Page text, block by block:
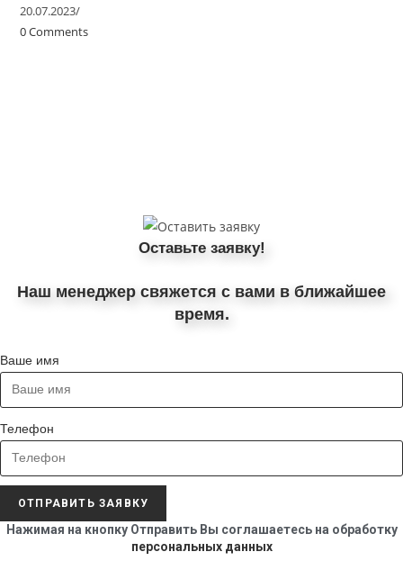
20.07.2023/
0 Comments
Оставьте заявку!
Наш менеджер свяжется с вами в ближайшее
время.
Ваше имя
Телефон
ОТПРАВИТЬ ЗАЯВКУ
Нажимая на кнопку Отправить Вы соглашаетесь на обработку
персональных данных